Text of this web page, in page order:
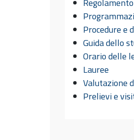
Procedure e
Guida dello
Orario delle
Lauree
Valutazione
Prelievi e